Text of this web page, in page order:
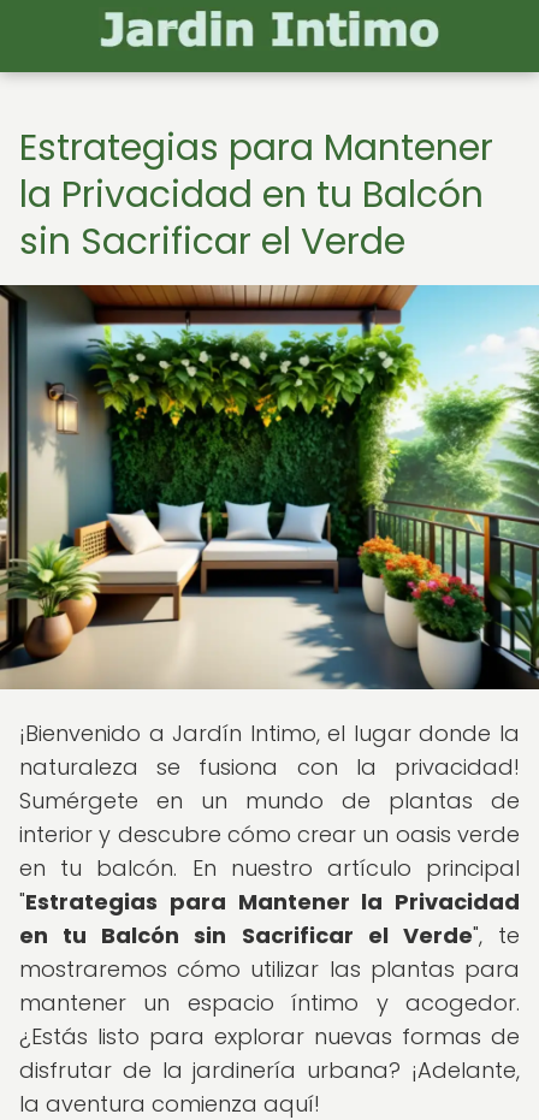
Estrategias para Mantener
la Privacidad en tu Balcón
sin Sacrificar el Verde
¡Bienvenido a Jardín Intimo, el lugar donde la
naturaleza se fusiona con la privacidad!
Sumérgete en un mundo de plantas de
interior y descubre cómo crear un oasis verde
en tu balcón. En nuestro artículo principal
"Estrategias para Mantener la Privacidad
en tu Balcón sin Sacrificar el Verde", te
mostraremos cómo utilizar las plantas para
mantener un espacio íntimo y acogedor.
¿Estás listo para explorar nuevas formas de
disfrutar de la jardinería urbana? ¡Adelante,
la aventura comienza aquí!